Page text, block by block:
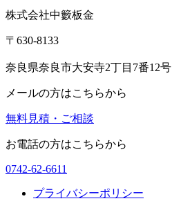
株式会社中籔板金
〒630-8133
奈良県奈良市大安寺2丁目7番12号
メールの方はこちらから
無料見積・ご相談
お電話の方はこちらから
0742-62-6611
プライバシーポリシー